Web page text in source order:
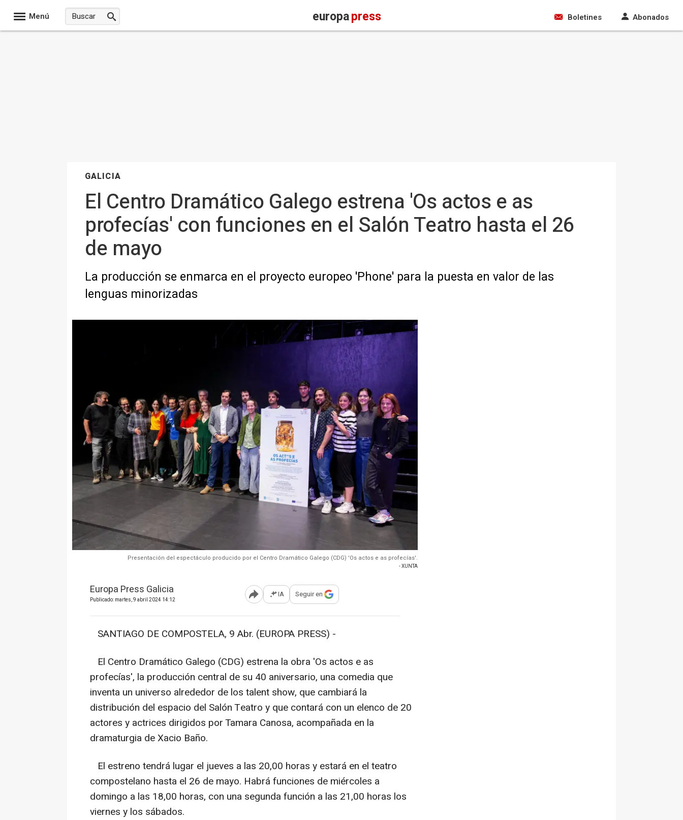
Menú europapress Boletines Abonados
GALICIA
El Centro Dramático Galego estrena 'Os actos e as
profecías' con funciones en el Salón Teatro hasta el 26
de mayo
La producción se enmarca en el proyecto europeo 'Phone' para la puesta en valor de las
lenguas minorizadas
Presentación del espectáculo producido por el Centro Dramático Galego (CDG) 'Os actos e as profecías'.
- XUNTA
Europa Press Galicia
Publicado: martes, 9 abril 2024 14:12 Abrir opciones para compartir
IA Seguir en
SANTIAGO DE COMPOSTELA, 9 Abr. (EUROPA PRESS) -
El Centro Dramático Galego (CDG) estrena la obra 'Os actos e as
profecías', la producción central de su 40 aniversario, una comedia que
inventa un universo alrededor de los talent show, que cambiará la
distribución del espacio del Salón Teatro y que contará con un elenco de 20
actores y actrices dirigidos por Tamara Canosa, acompañada en la
dramaturgia de Xacio Baño.
El estreno tendrá lugar el jueves a las 20,00 horas y estará en el teatro
compostelano hasta el 26 de mayo. Habrá funciones de miércoles a
domingo a las 18,00 horas, con una segunda función a las 21,00 horas los
viernes y los sábados.